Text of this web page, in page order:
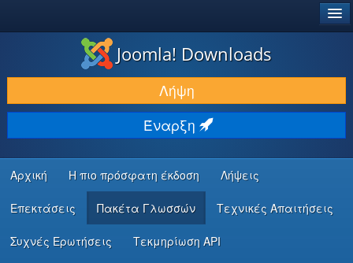
ΛΉΨΕΙΣ & ΕΠΕΚΤΆΣΕΙΣ
ΕΎΡΕΣΗ & ΜΆΘΗΣΗ
ΚΟΙΝΌΤΗΤΑ & ΥΠΟΣΤΉΡΙΞΗ
ΠΌΡΟΙ ΠΡΟΓΡΑΜΜΑΤΙΣΤΏΝ
Joomla! Downloads
Λήψη
Έναρξη
Αρχική Η πιο πρόσφατη έκδοση Λήψεις
Επεκτάσεις Πακέτα Γλωσσών Τεχνικές Απαιτήσεις
Συχνές Ερωτήσεις Τεκμηρίωση API